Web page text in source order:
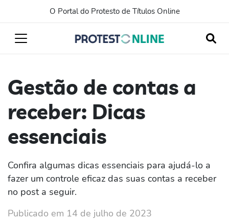
O Portal do Protesto de Títulos Online
Gestão de contas a
receber: Dicas
essenciais
Confira algumas dicas essenciais para ajudá-lo a
fazer um controle eficaz das suas contas a receber
no post a seguir.
Publicado em 14 de julho de 2023